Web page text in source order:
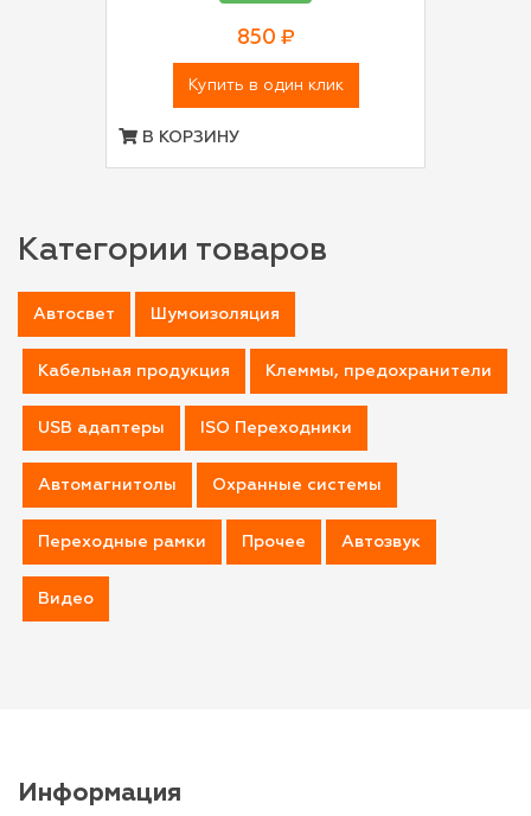
850 ₽
Купить в один клик
В КОРЗИНУ
Категории товаров
Автосвет Шумоизоляция
Кабельная продукция Клеммы, предохранители
USB адаптеры ISO Переходники
Автомагнитолы Охранные системы
Переходные рамки Прочее Автозвук
Видео
Информация